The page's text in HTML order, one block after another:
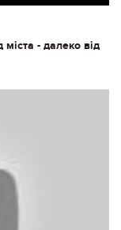
- далеко від